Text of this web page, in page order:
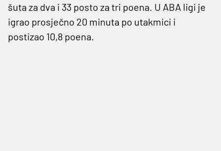
šuta za dva i 33 posto za tri poena. U ABA ligi je
igrao prosječno 20 minuta po utakmici i
postizao 10,8 poena.